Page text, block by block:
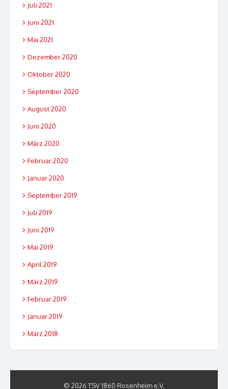
Juli 2021
Juni 2021
Mai 2021
Dezember 2020
Oktober 2020
September 2020
August 2020
Juni 2020
März 2020
Februar 2020
Januar 2020
September 2019
Juli 2019
Juni 2019
Mai 2019
April 2019
März 2019
Februar 2019
Januar 2019
März 2018
© 2026 TSV 1860 Rosenheim e.V.